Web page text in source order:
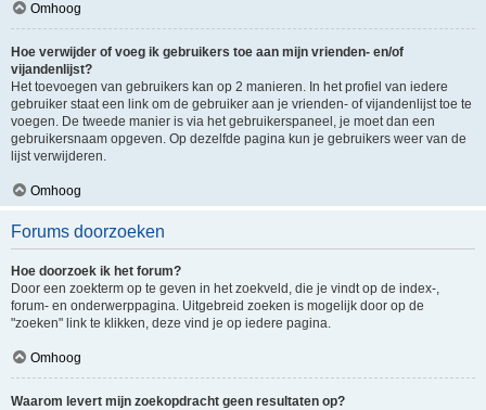
Omhoog
Hoe verwijder of voeg ik gebruikers toe aan mijn vrienden- en/of
vijandenlijst?
Het toevoegen van gebruikers kan op 2 manieren. In het profiel van iedere
gebruiker staat een link om de gebruiker aan je vrienden- of vijandenlijst toe te
voegen. De tweede manier is via het gebruikerspaneel, je moet dan een
gebruikersnaam opgeven. Op dezelfde pagina kun je gebruikers weer van de
lijst verwijderen.
Omhoog
Forums doorzoeken
Hoe doorzoek ik het forum?
Door een zoekterm op te geven in het zoekveld, die je vindt op de index-,
forum- en onderwerppagina. Uitgebreid zoeken is mogelijk door op de
"zoeken" link te klikken, deze vind je op iedere pagina.
Omhoog
Waarom levert mijn zoekopdracht geen resultaten op?